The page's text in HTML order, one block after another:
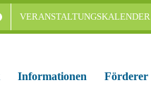
VERANSTALTUNGSKALENDER
Informationen Förderer